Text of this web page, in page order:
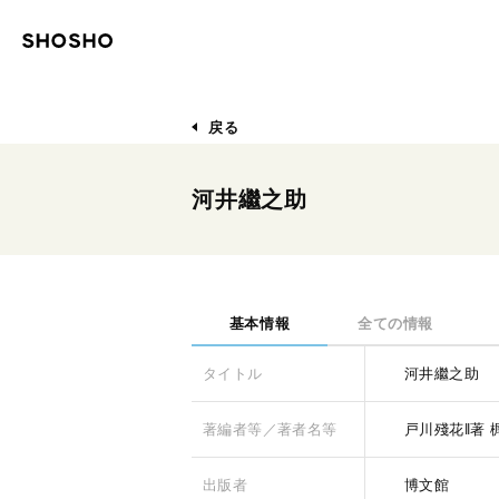
戻る
河井繼之助
基本情報 全ての情報
タイトル 河井繼之助
著編者等／著者名等 戸川殘花‖著
出版者 博文館